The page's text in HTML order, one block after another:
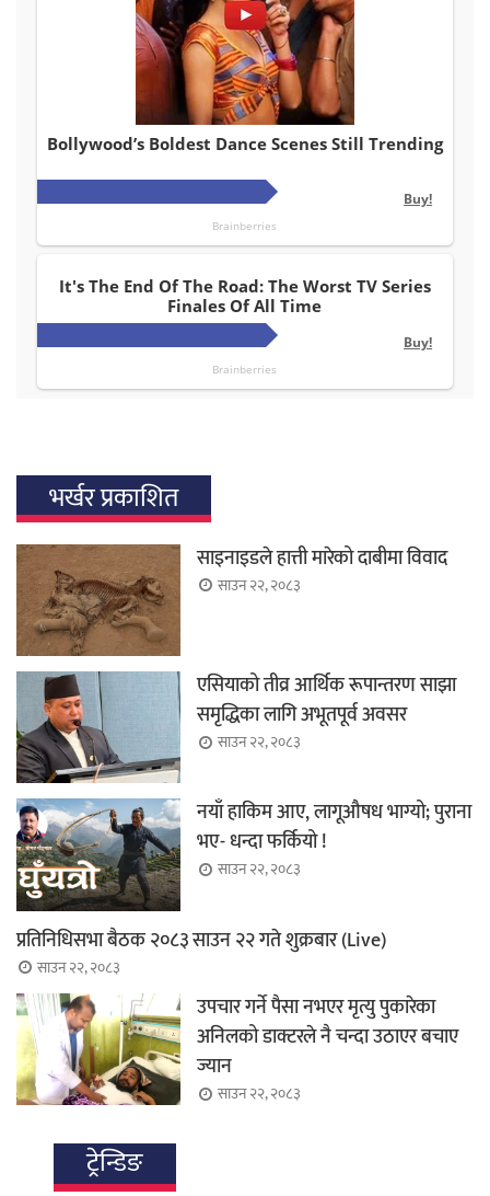
भर्खर प्रकाशित
साइनाइडले हात्ती मारेको दाबीमा विवाद
साउन २२, २०८३
एसियाको तीव्र आर्थिक रूपान्तरण साझा
समृद्धिका लागि अभूतपूर्व अवसर
साउन २२, २०८३
नयाँ हाकिम आए, लागूऔषध भाग्यो; पुराना
भए- धन्दा फर्कियो !
साउन २२, २०८३
प्रतिनिधिसभा बैठक २०८३ साउन २२ गते शुक्रबार (Live)
साउन २२, २०८३
उपचार गर्ने पैसा नभएर मृत्यु पुकारेका
अनिलको डाक्टरले नै चन्दा उठाएर बचाए
ज्यान
साउन २२, २०८३
ट्रेन्डिङ